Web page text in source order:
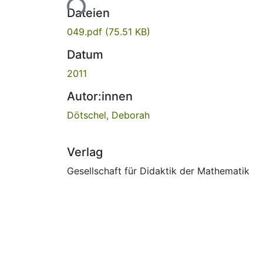
Dateien
049.pdf (75.51 KB)
Datum
2011
Autor:innen
Dötschel, Deborah
Verlag
Gesellschaft für Didaktik der Mathematik